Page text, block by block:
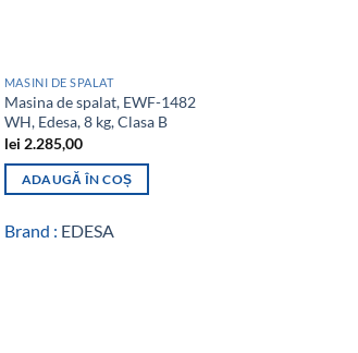
MASINI DE SPALAT
Masina de spalat, EWF-1482
WH, Edesa, 8 kg, Clasa B
lei 2.285,00
ADAUGĂ ÎN COȘ
Brand : EDESA